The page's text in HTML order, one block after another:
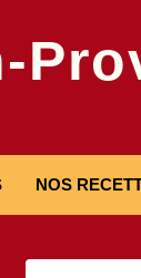
NOS